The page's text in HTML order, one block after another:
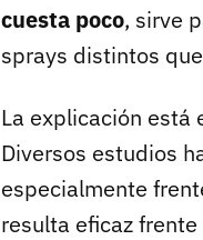
cuesta poco, sirve
sprays distintos
La explicación está
Diversos estudios
especialmente
resulta eficaz